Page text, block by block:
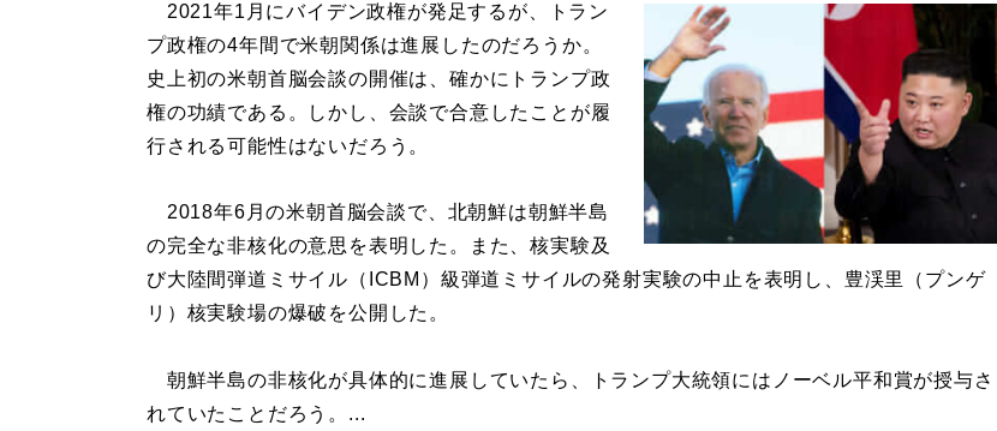
2021年1月にバイデン政権が発足するが、トラン
プ政権の4年間で米朝関係は進展したのだろうか。
史上初の米朝首脳会談の開催は、確かにトランプ政
権の功績である。しかし、会談で合意したことが履
行される可能性はないだろう。
2018年6月の米朝首脳会談で、北朝鮮は朝鮮半島
の完全な非核化の意思を表明した。また、核実験及
び大陸間弾道ミサイル（ICBM）級弾道ミサイルの発射実験の中止を表明し、豊渓里（プンゲ
リ）核実験場の爆破を公開した。
朝鮮半島の非核化が具体的に進展していたら、トランプ大統領にはノーベル平和賞が授与さ
れていたことだろう。...